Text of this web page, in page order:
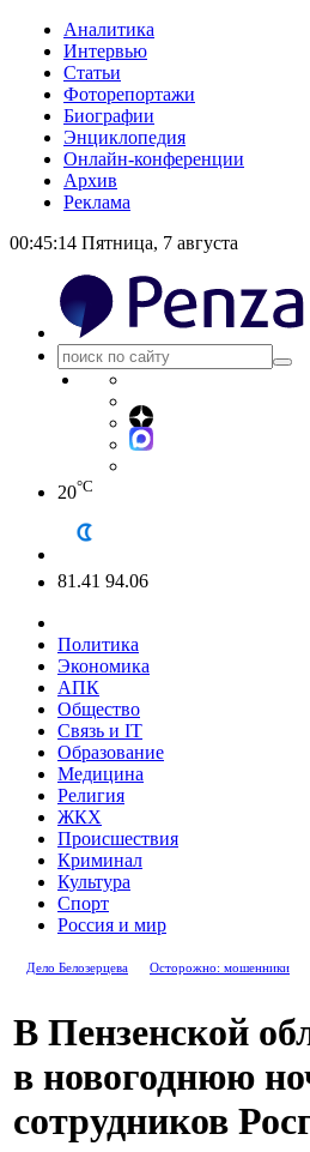
Аналитика
Интервью
Статьи
Фоторепортажи
Биографии
Энциклопедия
Онлайн-конференции
Архив
Реклама
00:45:14 Пятница, 7 августа
20°C
81.41 94.06
Политика
Экономика
АПК
Общество
Связь и IT
Образование
Медицина
Религия
ЖКХ
Происшествия
Криминал
Культура
Спорт
Россия и мир
Дело Белозерцева Осторожно: мошенники
В Пензенской
в новогоднюю
сотрудников